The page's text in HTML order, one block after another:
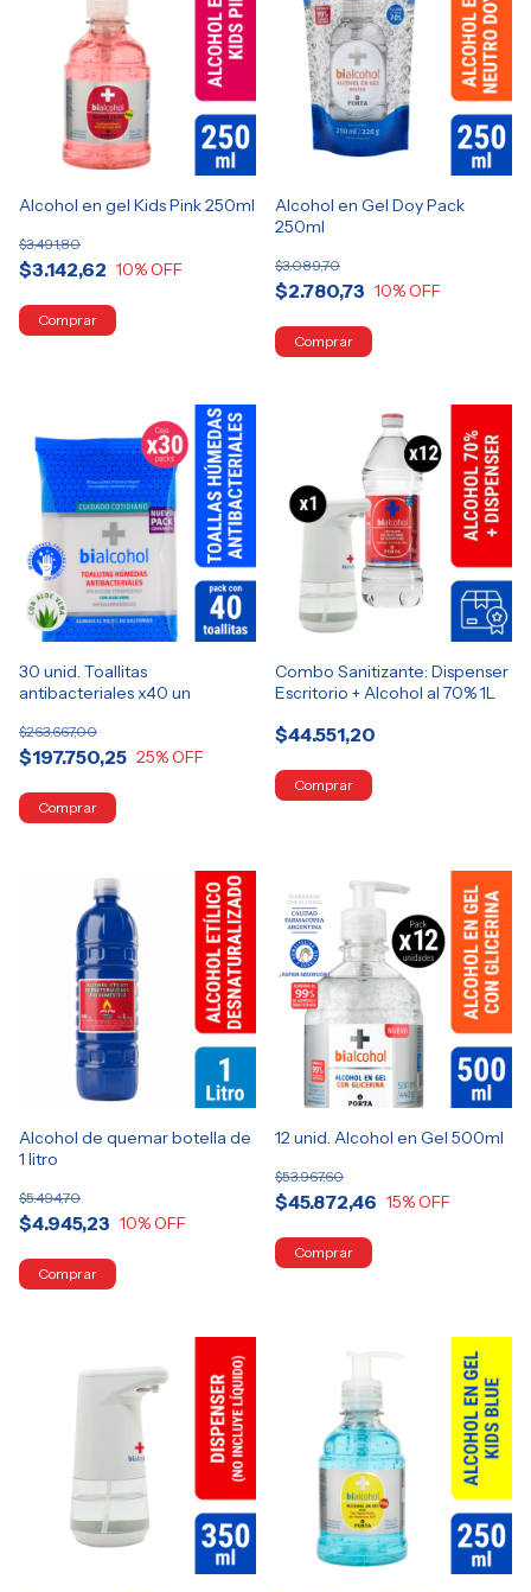
Alcohol en gel Kids Pink 250ml
$3.142,62
$3.491,80
10% OFF
Alcohol en Gel Doy Pack
250ml
$2.780,73
$3.089,70
10% OFF
30 unid. Toallitas
antibacteriales x40 un
$197.750,25
$263.667,00
25% OFF
Combo Sanitizante: Dispenser
Escritorio + Alcohol al 70% 1L
$44.551,20
Alcohol de quemar botella de
1 litro
$4.945,23
$5.494,70
10% OFF
12 unid. Alcohol en Gel 500ml
$45.872,46
$53.967,60
15% OFF